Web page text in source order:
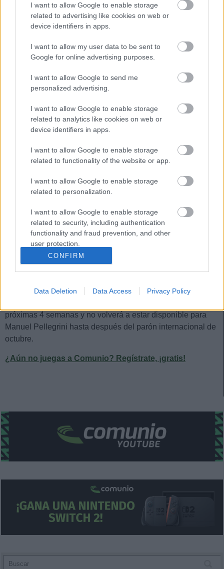
I want to allow Google to enable storage
related to advertising like cookies on web or
device identifiers in apps.
I want to allow my user data to be sent to
Google for online advertising purposes.
I want to allow Google to send me
personalized advertising.
I want to allow Google to enable storage
related to analytics like cookies on web or
device identifiers in apps.
I want to allow Google to enable storage
related to functionality of the website or app.
I want to allow Google to enable storage
related to personalization.
I want to allow Google to enable storage
related to security, including authentication
functionality and fraud prevention, and other
user protection.
CONFIRM
Data Deletion Data Access Privacy Policy
Lewandowski están siendo
suplentes en el inicio de la
temporada 25/26. ¿Cuál es la
la titularidad a corto plazo?
Moi, lesionado en un amistoso
El centrocampista se lesionó en un partido amistoso contra
el Athletic y sufre una lesión muscular leve en los
isquiotibiales que le harán ser baja para el encuentro de la
disponible para Alessio Lisci en la jornada 5.
Almada, con molestias
albiceleste contra Ecuador por unas molestias en el sóleo,
pendiente de pruebas complementarias. Podría sufrir una
rotura muscular y ser baja varias semanas.
Ricardo Rodríguez, lesionado con Suiza
futbolista helvético se lesionó con su selección y presenta
próximas 4 semanas y no volverá a estar disponible para
Manuel Pellegrini hasta después del parón internacional de
octubre.
¿Aún no juegas a Comunio? Regístrate, ¡gratis!